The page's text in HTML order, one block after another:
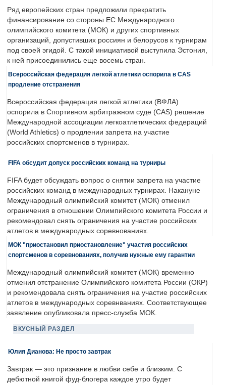
Ряд европейских стран предложили прекратить
финансирование со стороны ЕС Международного
олимпийского комитета (МОК) и других спортивных
организаций, допустивших россиян и белорусов к турнирам
под своей эгидой. С такой инициативой выступила Эстония,
к ней присоединились еще восемь стран.
Всероссийская федерация легкой атлетики оспорила в CAS
продление отстранения
Всероссийская федерация легкой атлетики (ВФЛА)
оспорила в Спортивном арбитражном суде (CAS) решение
Международной ассоциации легкоатлетических федераций
(World Athletics) о продлении запрета на участие
российских спортсменов в турнирах.
FIFA обсудит допуск российских команд на турниры
FIFA будет обсуждать вопрос о снятии запрета на участие
российских команд в международных турнирах. Накануне
Международный олимпийский комитет (МОК) отменил
ограничения в отношении Олимпийского комитета России и
рекомендовал снять ограничения на участие российских
атлетов в международных соревнованиях.
МОК "приостановил приостановление" участия российских
спортсменов в соревнованиях, получив нужные ему гарантии
Международный олимпийский комитет (МОК) временно
отменил отстранение Олимпийского комитета России (ОКР)
и рекомендовала снять ограничения на участие российских
атлетов в международных соревнваниях. Соответствующее
заявление опубликовала пресс-служба МОК.
ВКУСНЫЙ РАЗДЕЛ
Юлия Дианова: Не просто завтрак
Завтрак — это признание в любви себе и близким. С
дебютной книгой фуд-блогера каждое утро будет